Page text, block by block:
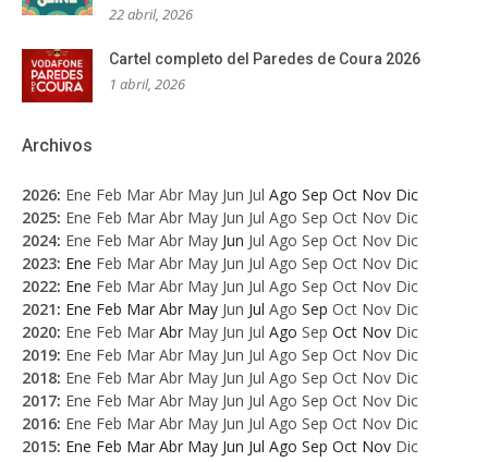
22 abril, 2026
Cartel completo del Paredes de Coura 2026
1 abril, 2026
Archivos
2026: Ene Feb Mar Abr May Jun Jul Ago Sep Oct Nov Dic
2025: Ene Feb Mar Abr May Jun Jul Ago Sep Oct Nov Dic
2024: Ene Feb Mar Abr May Jun Jul Ago Sep Oct Nov Dic
2023: Ene Feb Mar Abr May Jun Jul Ago Sep Oct Nov Dic
2022: Ene Feb Mar Abr May Jun Jul Ago Sep Oct Nov Dic
2021: Ene Feb Mar Abr May Jun Jul Ago Sep Oct Nov Dic
2020: Ene Feb Mar Abr May Jun Jul Ago Sep Oct Nov Dic
2019: Ene Feb Mar Abr May Jun Jul Ago Sep Oct Nov Dic
2018: Ene Feb Mar Abr May Jun Jul Ago Sep Oct Nov Dic
2017: Ene Feb Mar Abr May Jun Jul Ago Sep Oct Nov Dic
2016: Ene Feb Mar Abr May Jun Jul Ago Sep Oct Nov Dic
2015: Ene Feb Mar Abr May Jun Jul Ago Sep Oct Nov Dic